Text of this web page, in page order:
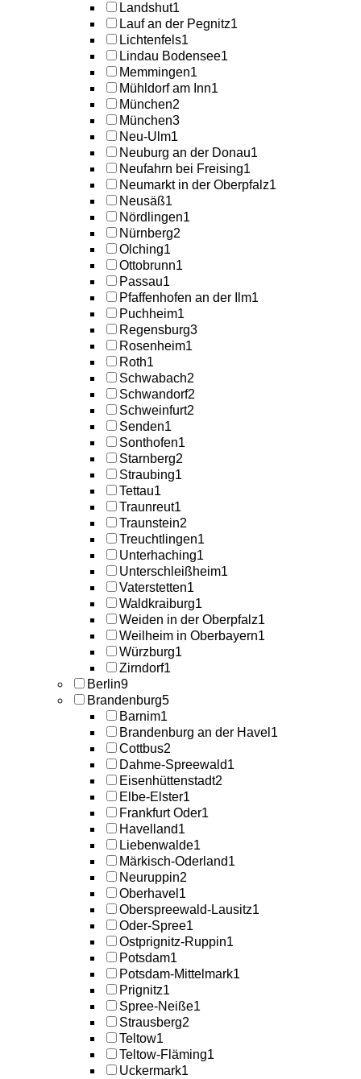
Landshut1
Lauf an der Pegnitz1
Lichtenfels1
Lindau Bodensee1
Memmingen1
Mühldorf am Inn1
München2
München3
Neu-Ulm1
Neuburg an der Donau1
Neufahrn bei Freising1
Neumarkt in der Oberpfalz1
Neusäß1
Nördlingen1
Nürnberg2
Olching1
Ottobrunn1
Passau1
Pfaffenhofen an der Ilm1
Puchheim1
Regensburg3
Rosenheim1
Roth1
Schwabach2
Schwandorf2
Schweinfurt2
Senden1
Sonthofen1
Starnberg2
Straubing1
Tettau1
Traunreut1
Traunstein2
Treuchtlingen1
Unterhaching1
Unterschleißheim1
Vaterstetten1
Waldkraiburg1
Weiden in der Oberpfalz1
Weilheim in Oberbayern1
Würzburg1
Zirndorf1
Berlin9
Brandenburg5
Barnim1
Brandenburg an der Havel 1
Cottbus2
Dahme-Spreewald1
Eisenhüttenstadt2
Elbe-Elster1
Frankfurt Oder1
Havelland1
Liebenwalde1
Märkisch-Oderland1
Neuruppin2
Oberhavel 1
Oberspreewald-Lausitz1
Oder-Spree1
Ostprignitz-Ruppin1
Potsdam1
Potsdam-Mittelmark1
Prignitz1
Spree-Neiße1
Strausberg2
Teltow1
Teltow-Fläming1
Uckermark1